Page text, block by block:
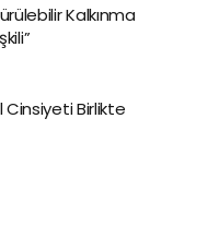
Kalkınma
Cinsiyeti Birlikte